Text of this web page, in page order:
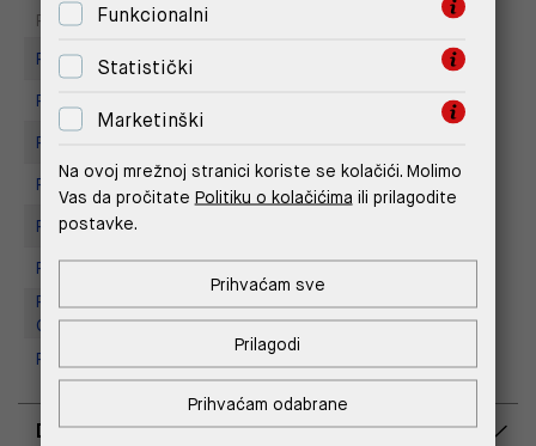
Poslovnica
Na upit
Replay store, Arena centar
Replay Store, Joker Centar
Replay Store, City Center One
Replay Store, Mall of Split
Replay store, Tower Centar
Replay Store, Supernova Zadar
Replay Outlet Store, Designer
Outlet Croatia
Replay Outlet Store, Split
DOSTAVA
Funkcionalni
Statistički
Marketinški
Na ovoj mrežnoj stranici koriste se kolačići. Molimo
Vas da pročitate Politiku o kolačićima ili prilagodite
postavke.
Prihvaćam odabrane
Prilagodi
Prihvaćam sve